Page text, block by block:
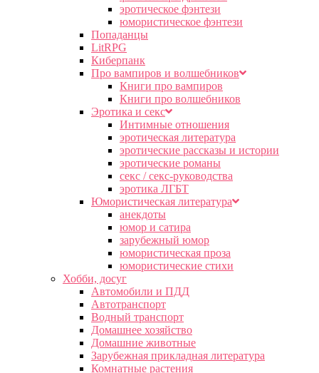
эротическое фэнтези
юмористическое фэнтези
Попаданцы
LitRPG
Киберпанк
Про вампиров и волшебников
Книги про вампиров
Книги про волшебников
Эротика и секс
Интимные отношения
эротическая литература
эротические рассказы и истории
эротические романы
секс / секс-руководства
эротика ЛГБТ
Юмористическая литература
анекдоты
юмор и сатира
зарубежный юмор
юмористическая проза
юмористические стихи
Хобби, досуг
Автомобили и ПДД
Автотранспорт
Водный транспорт
Домашнее хозяйство
Домашние животные
Зарубежная прикладная литература
Комнатные растения